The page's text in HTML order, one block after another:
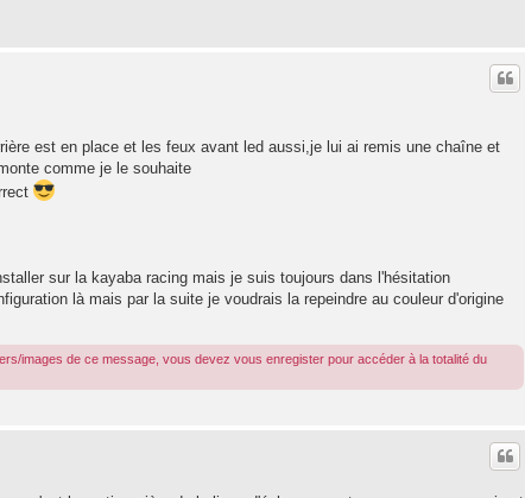
est en place et les feux avant led aussi,je lui ai remis une chaîne et
comme je le souhaite
sur la kayaba racing mais je suis toujours dans l'hésitation
là mais par la suite je voudrais la repeindre au couleur d'origine
images de ce message, vous devez vous enregister pour accéder à la totalité du